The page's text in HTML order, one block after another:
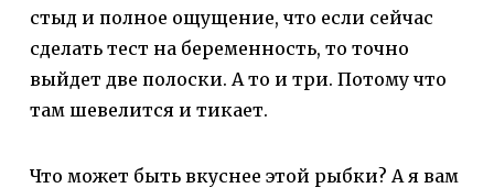
стыд и полное ощущение, что если сейчас
сделать тест на беременность, то точно
выйдет две полоски. А то и три. Потому что
там шевелится и тикает.
Что может быть вкуснее этой рыбки? А я вам